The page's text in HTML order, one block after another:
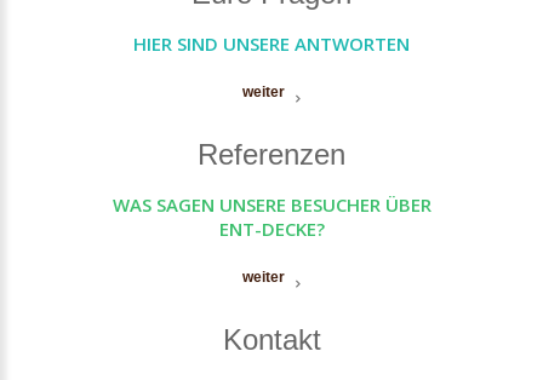
HIER SIND UNSERE ANTWORTEN
weiter
Referenzen
WAS SAGEN UNSERE BESUCHER ÜBER
ENT-DECKE?
weiter
Kontakt